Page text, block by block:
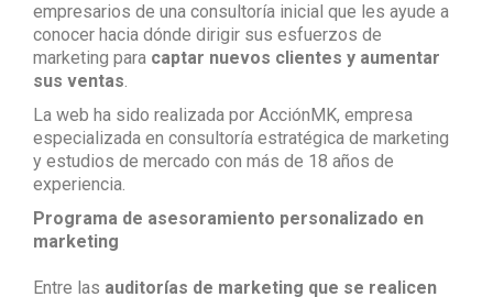
empresarios de una consultoría inicial que les ayude a
conocer hacia dónde dirigir sus esfuerzos de
marketing para captar nuevos clientes y aumentar
sus ventas.
La web ha sido realizada por AcciónMK, empresa
especializada en consultoría estratégica de marketing
y estudios de mercado con más de 18 años de
experiencia.
Programa de asesoramiento personalizado en
marketing
Entre las auditorías de marketing que se realicen